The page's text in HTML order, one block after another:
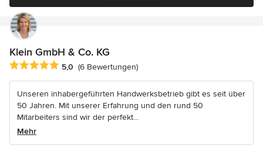
Klein GmbH & Co. KG
Durchschnittliche Bewertung: 5 von 5 Sternen
5,0 (6 Bewertungen)
Unseren inhabergeführten Handwerksbetrieb gibt es seit über
50 Jahren. Mit unserer Erfahrung und den rund 50
Mitarbeiters sind wir der perfekt...
Mehr